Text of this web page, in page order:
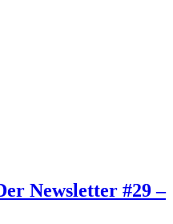
Newsletter #29 –